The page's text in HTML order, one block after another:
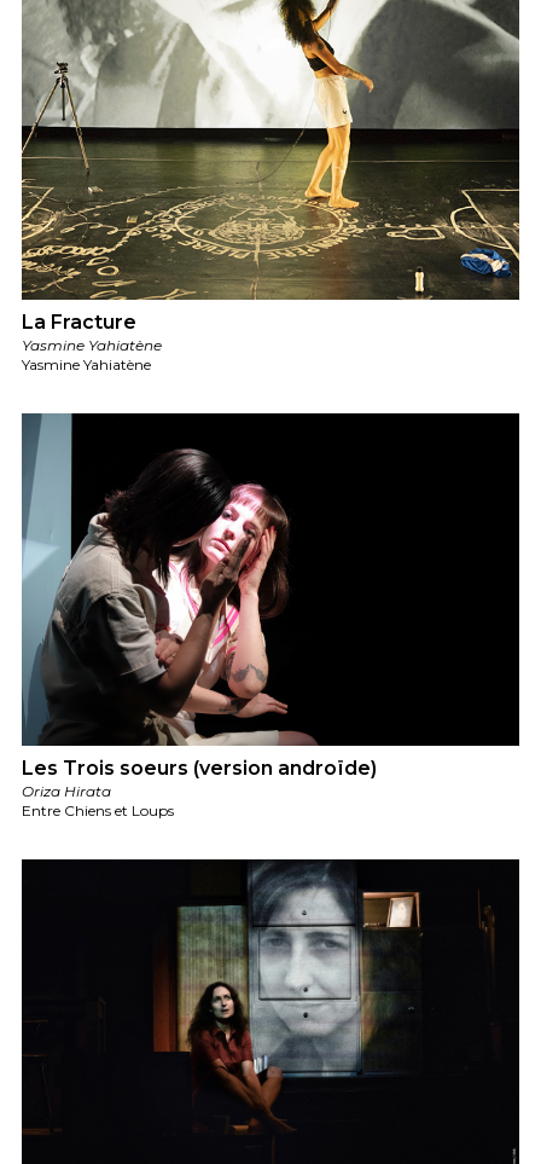
La Fracture
Yasmine Yahiatène
Yasmine Yahiatène
Les Trois soeurs (version androïde)
Oriza Hirata
Entre Chiens et Loups